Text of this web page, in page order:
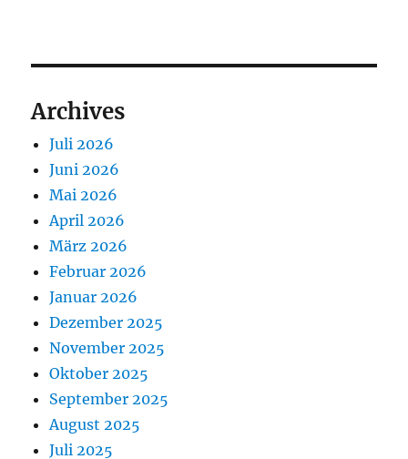
Archives
Juli 2026
Juni 2026
Mai 2026
April 2026
März 2026
Februar 2026
Januar 2026
Dezember 2025
November 2025
Oktober 2025
September 2025
August 2025
Juli 2025